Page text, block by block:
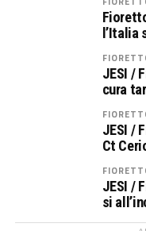
l’Italia
JESI /
cura
JESI /
Ct
JESI /
si